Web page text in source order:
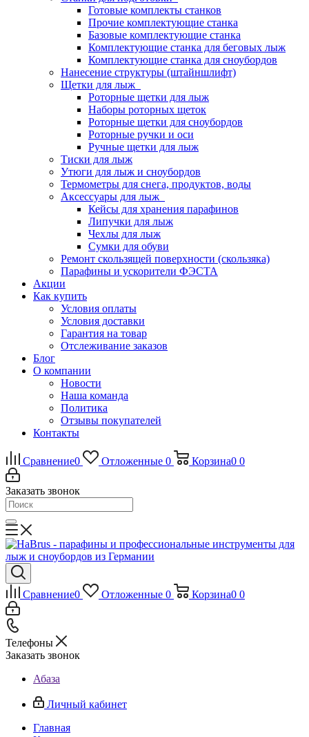
Готовые комплекты станков
Прочие комплектующие станка
Базовые комплектующие станка
Комплектующие станка для беговых лыж
Комплектующие станка для сноубордов
Нанесение структуры (штайншлифт)
Щетки для лыж
Роторные щетки для лыж
Наборы роторных щеток
Роторные щетки для сноубордов
Роторные ручки и оси
Ручные щетки для лыж
Тиски для лыж
Утюги для лыж и сноубордов
Термометры для снега, продуктов, воды
Аксессуары для лыж
Кейсы для хранения парафинов
Липучки для лыж
Чехлы для лыж
Сумки для обуви
Ремонт скользящей поверхности (скользяка)
Парафины и ускорители ФЭСТА
Акции
Как купить
Условия оплаты
Условия доставки
Гарантия на товар
Отслеживание заказов
Блог
О компании
Новости
Наша команда
Политика
Отзывы покупателей
Контакты
Сравнение0 Отложенные 0 Корзина0 0
Заказать звонок
Сравнение0 Отложенные 0 Корзина0 0
Телефоны
Заказать звонок
Абаза
Личный кабинет
Главная